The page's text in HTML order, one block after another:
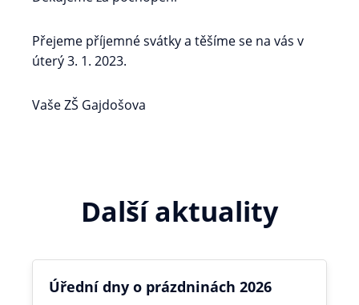
Přejeme příjemné svátky a těšíme se na vás v
úterý 3. 1. 2023.
Vaše ZŠ Gajdošova
Další aktuality
Úřední dny o prázdninách 2026